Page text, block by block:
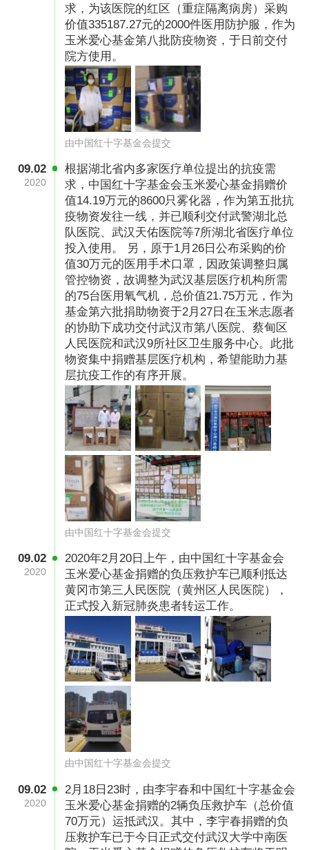
求，为该医院的红区（重症隔离病房）采购
价值335187.27元的2000件医用防护服，作为
玉米爱心基金第八批防疫物资，于日前交付
院方使用。
由中国红十字基金会提交
09.02
2020
根据湖北省内多家医疗单位提出的抗疫需
求，中国红十字基金会玉米爱心基金捐赠价
值14.19万元的8600只雾化器，作为第五批抗
疫物资发往一线，并已顺利交付武警湖北总
队医院、武汉天佑医院等7所湖北省医疗单位
投入使用。 另，原于1月26日公布采购的价
值30万元的医用手术口罩，因政策调整归属
管控物资，故调整为武汉基层医疗机构所需
的75台医用氧气机，总价值21.75万元，作为
基金第六批捐助物资于2月27日在玉米志愿者
的协助下成功交付武汉市第八医院、蔡甸区
人民医院和武汉9所社区卫生服务中心。此批
物资集中捐赠基层医疗机构，希望能助力基
层抗疫工作的有序开展。
由中国红十字基金会提交
09.02
2020
2020年2月20日上午，由中国红十字基金会
玉米爱心基金捐赠的负压救护车已顺利抵达
黄冈市第三人民医院（黄州区人民医院），
正式投入新冠肺炎患者转运工作。
由中国红十字基金会提交
09.02
2020
2月18日23时，由李宇春和中国红十字基金会
玉米爱心基金捐赠的2辆负压救护车（总价值
70万元）运抵武汉。其中，李宇春捐赠的负
压救护车已于今日正式交付武汉大学中南医